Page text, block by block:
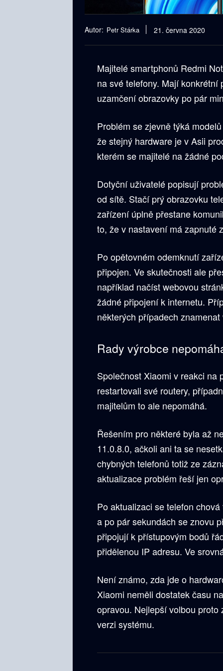
Autor: Petr Stárka 21. června 2020
Majitelé smartphonů Redmi
na své telefony. Mají
uzamčení obrazovky po pár
Problém se zjevně týká
že stejný hardware je v Asii
kterém se majitelé na žádné
Dotyční uživatelé popisují
od sítě. Stačí prý obrazovku
zařízení úplně přestane
to, že v nastavení má zapnuté
Po opětovném odemknutí
připojen. Ve skutečnosti ale
například načíst webovou
žádné připojení k internetu.
některých případech
Rady výrobce
Společnost Xiaomi v reakci na
restartovali své routery,
majitelům to ale nepomáhá.
Řešením pro některé byla až
11.0.8.0, ačkoli ani ta se
chybných telefonů totiž ze
aktualizace problém řeší jen
Po aktualizaci se telefon
a po pár sekundách se znovu
připojují k přístupovým bodů
přidělenou IP adresu. Ve
Není známo, zda jde o
Xiaomi neměli dostatek času
opravou. Nejlepší volbou
verzi systému.